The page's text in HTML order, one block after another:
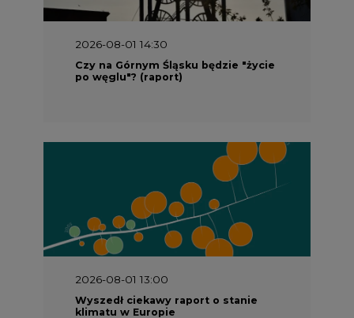
2026-08-01 14:30
Czy na Górnym Śląsku będzie "życie
po węglu"? (raport)
2026-08-01 13:00
Wyszedł ciekawy raport o stanie
klimatu w Europie